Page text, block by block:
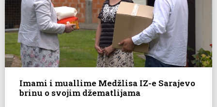
Imami i muallime Medžlisa IZ-e Sarajevo
brinu o svojim džematlijama